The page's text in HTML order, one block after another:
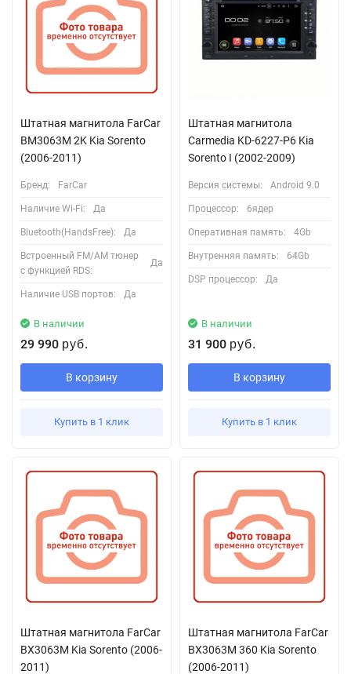
Штатная магнитола FarCar
BM3063M 2K Kia Sorento
(2006-2011)
Бренд: FarCar
Наличие Wi-Fi: Да
Bluetooth(HandsFree): Да
Встроенный FM/AM тюнер
с функцией RDS:
Да
Наличие USB портов: Да
В наличии
29 990 руб.
В корзину
Купить в 1 клик
Штатная магнитола
Carmedia KD-6227-P6 Kia
Sorento I (2002-2009)
Версия системы: Android 9.0
Процессор: 6ядер
Оперативная память: 4Gb
Внутренняя память: 64Gb
DSP процессор: Да
В наличии
31 900 руб.
В корзину
Купить в 1 клик
Штатная магнитола FarCar
BX3063M Kia Sorento (2006-
2011)
Штатная магнитола FarCar
BX3063M 360 Kia Sorento
(2006-2011)